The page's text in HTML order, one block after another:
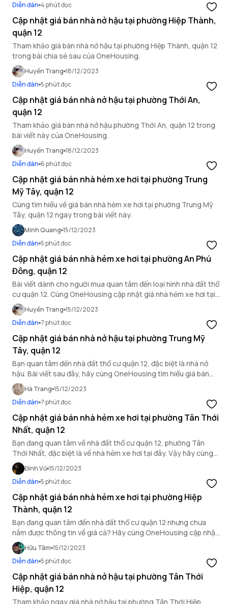
Diễn đàn 4 phút đọc
Cập nhật giá bán nhà nở hậu tại phường Hiệp Thành,
quận 12
Tham khảo giá bán nhà nở hậu tại phường Hiệp Thành, quận 12
trong bài chia sẻ sau của OneHousing.
Huyền Trang 18/12/2023
Diễn đàn 5 phút đọc
Cập nhật giá bán nhà nở hậu tại phường Thới An,
quận 12
Tham khảo giá bán nhà nở hậu phường Thới An, quận 12 trong
bài viết này của OneHousing.
Huyền Trang 18/12/2023
Diễn đàn 6 phút đọc
Cập nhật giá bán nhà hẻm xe hơi tại phường Trung
Mỹ Tây, quận 12
Cùng tìm hiểu về giá bán nhà hẻm xe hơi tại phường Trung Mỹ
Tây, quận 12 ngay trong bài viết này.
Minh Quang 15/12/2023
Diễn đàn 5 phút đọc
Cập nhật giá bán nhà hẻm xe hơi tại phường An Phú
Đông, quận 12
Bài viết dành cho người mua quan tâm đến loại hình nhà đất thổ
cư quận 12. Cùng OneHousing cập nhật giá nhà hẻm xe hơi tại
phường An Phú Đông!
Huyền Trang 15/12/2023
Diễn đàn 7 phút đọc
Cập nhật giá bán nhà nở hậu tại phường Trung Mỹ
Tây, quận 12
Bạn quan tâm đến nhà đất thổ cư quận 12, đặc biệt là nhà nở
hậu. Bài viết sau đây, hãy cùng OneHousing tìm hiểu giá bán
nhà nở hậu phường Trung Mỹ Tây để có cái nhìn toàn diện
nhất!
Hà Trang 15/12/2023
Diễn đàn 7 phút đọc
Cập nhật giá bán nhà hẻm xe hơi tại phường Tân Thới
Nhất, quận 12
Bạn đang quan tâm về nhà đất thổ cư quận 12, phường Tân
Thới Nhất, đặc biệt là về nhà hẻm xe hơi tại đây. Vậy hãy cùng
OneHousing tìm hiểu qua bài viết sau.
Đình Vũ 15/12/2023
Diễn đàn 5 phút đọc
Cập nhật giá bán nhà hẻm xe hơi tại phường Hiệp
Thành, quận 12
Bạn đang quan tâm đến nhà đất thổ cư quận 12 nhưng chưa
nắm được thông tin về giá cả? Hãy cùng OneHousing cập nhật
giá bán nhà hẻm xe hơi tại phường Hiệp Thành, quận 12 thông
qua bài viết bên dưới.
Hữu Tâm 15/12/2023
Diễn đàn 5 phút đọc
Cập nhật giá bán nhà nở hậu tại phường Tân Thới
Hiệp, quận 12
Tham khảo ngay giá nhà nở hậu tại phường Tân Thới Hiệp,